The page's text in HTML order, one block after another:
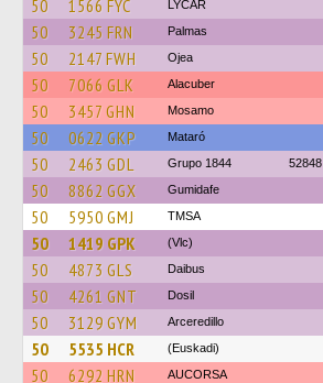
50 1566 FYC LYCAR
50 3245 FRN Palmas
50 2147 FWH Ojea
50 7066 GLK Alacuber
50 3457 GHN Mosamo
50 0622 GKP Mataró
50 2463 GDL Grupo 1844 52848
50 8862 GGX Gumidafe
50 5950 GMJ TMSA
50 1419 GPK (Vlc)
50 4873 GLS Daibus
50 4261 GNT Dosil
50 3129 GYM Arceredillo
50 5535 HCR (Euskadi)
50 6292 HRN AUCORSA